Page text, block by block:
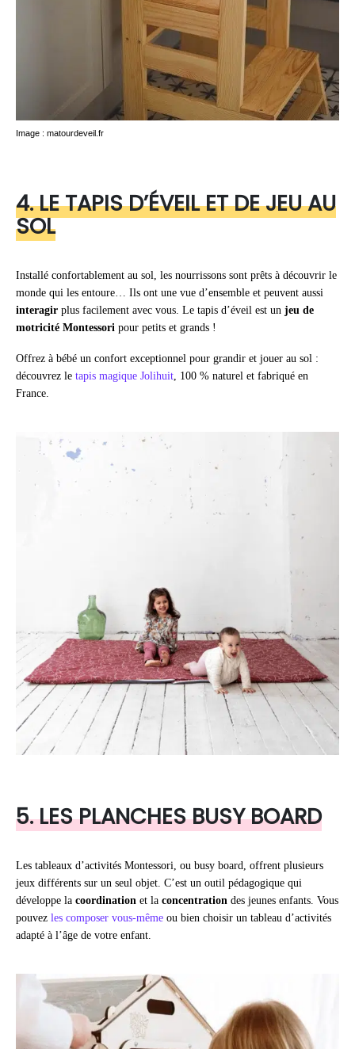
Image : matourdeveil.fr
4. LE TAPIS D’ÉVEIL ET DE JEU AU
SOL
Installé confortablement au sol, les nourrissons sont prêts à découvrir le
monde qui les entoure… Ils ont une vue d’ensemble et peuvent aussi
interagir plus facilement avec vous. Le tapis d’éveil est un jeu de
motricité Montessori pour petits et grands !
Offrez à bébé un confort exceptionnel pour grandir et jouer au sol :
découvrez le tapis magique Jolihuit, 100 % naturel et fabriqué en
France.
5. LES PLANCHES BUSY BOARD
Les tableaux d’activités Montessori, ou busy board, offrent plusieurs
jeux différents sur un seul objet. C’est un outil pédagogique qui
développe la coordination et la concentration des jeunes enfants. Vous
pouvez les composer vous-même ou bien choisir un tableau d’activités
adapté à l’âge de votre enfant.